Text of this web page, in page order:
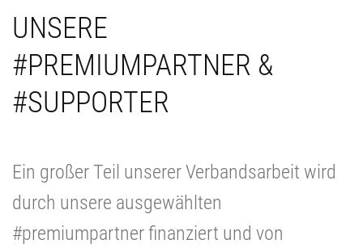
UNSERE
#PREMIUMPARTNER &
#SUPPORTER
Ein großer Teil unserer Verbandsarbeit wird
durch unsere ausgewählten
#premiumpartner finanziert und von